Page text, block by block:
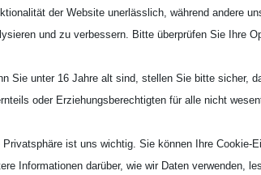
MRT-Termin vermittelt werden, für einen
Scheidt (Jahrgang 2001) wird derzeit
ist Partner des „Club 2020“ und
gibt es hier:http://www.mh-physio.de/
der Website unerlässlich, während andere
und zu verbessern. Bitte überprüfen Sie Ihre
Sie unter 16 Jahre alt sind, stellen Sie bitte sicher,
oder Erziehungsberechtigten für alle nicht
Privatsphäre ist uns wichtig. Sie können Ihre Cookie-
Informationen darüber, wie wir Daten verwenden,